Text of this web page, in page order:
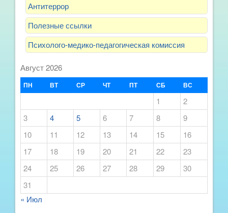
Антитеррор
Полезные ссылки
Психолого-медико-педагогическая комиссия
Август 2026
ПН ВТ СР ЧТ ПТ СБ ВС
1
2
3
4 5 6 7 8
9
10
11 12 13 14 15
16
17
18 19 20 21 22
23
24
25 26 27 28 29
30
31
« Июл